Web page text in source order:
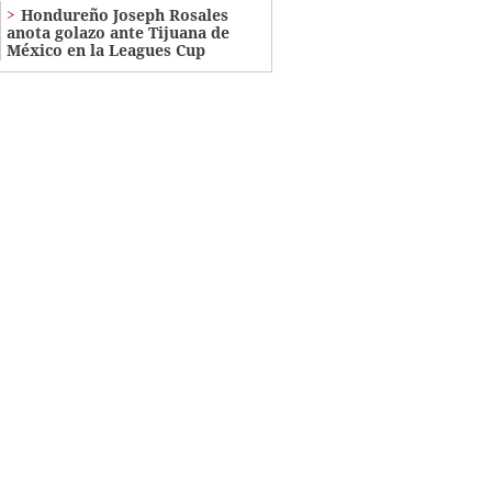
Hondureño Joseph Rosales
anota golazo ante Tijuana de
México en la Leagues Cup